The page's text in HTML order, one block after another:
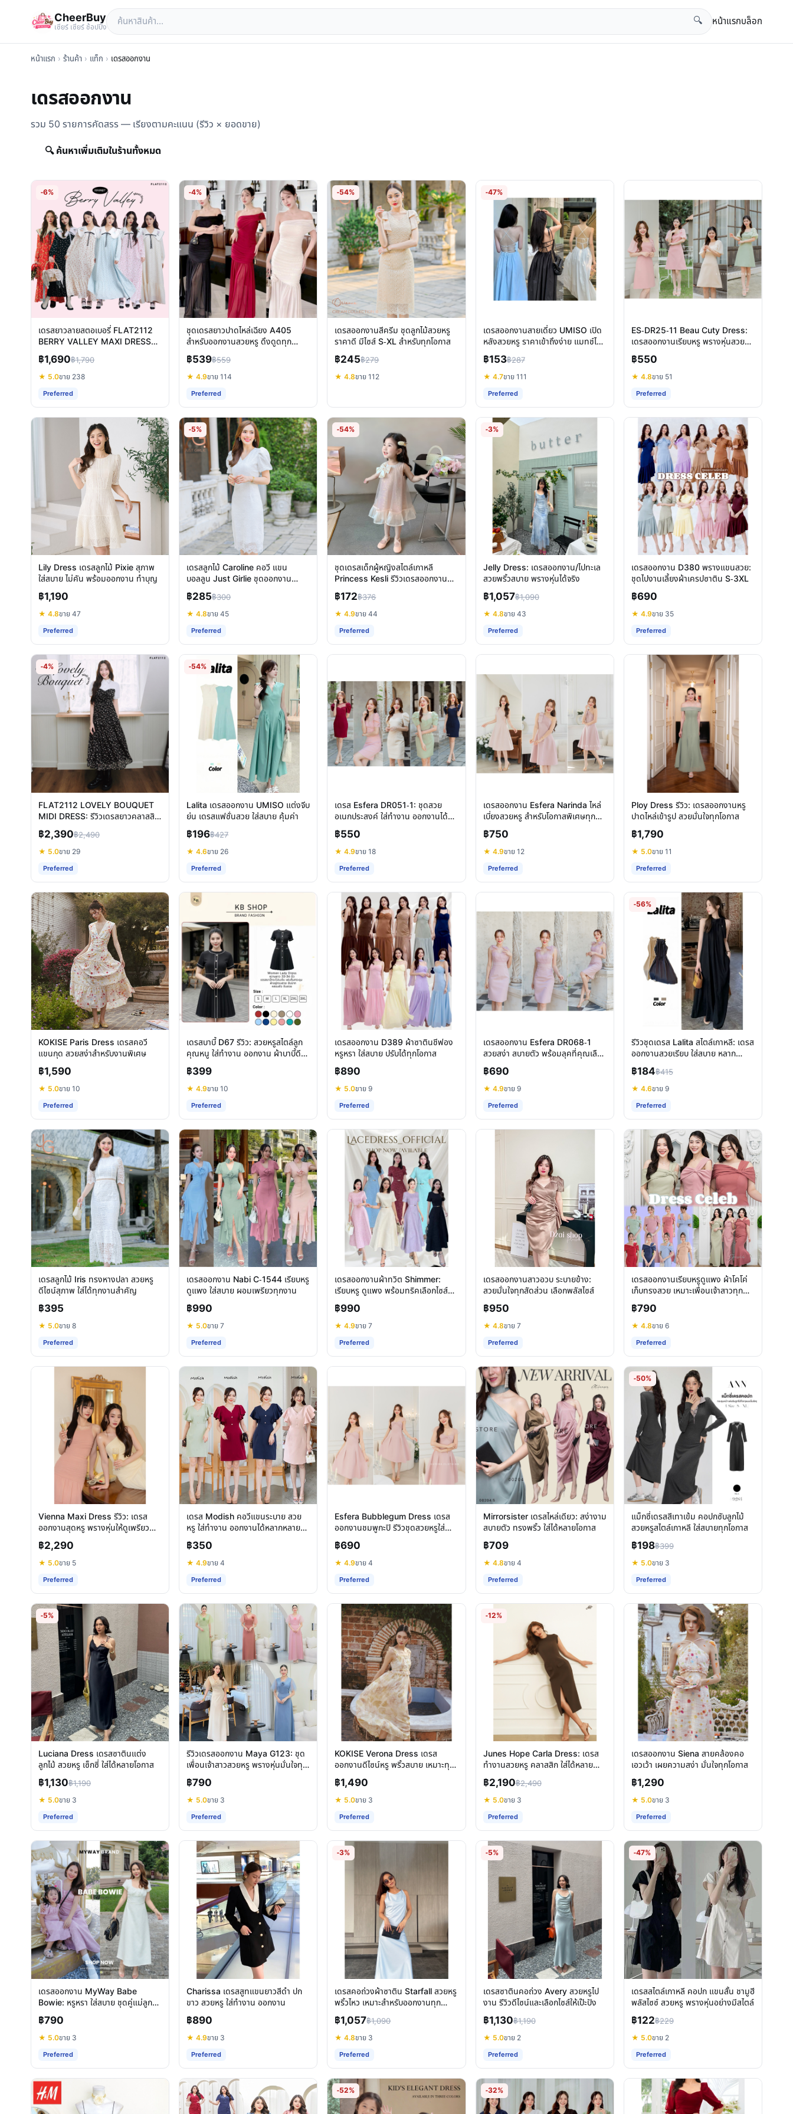
CheerBuy
เซียร์ เซียร์ ช้อปปิ้ง
🔍 หน้าแรกบล็อก
หน้าแรก › ร้านค้า › แท็ก › เดรสออกงาน
เดรสออกงาน
รวม 50 รายการคัดสรร — เรียงตามคะแนน (รีวิว × ยอดขาย)
🔍 ค้นหาเพิ่มเติมในร้านทั้งหมด
-6%
เดรสยาวลายสตอเบอรี่ FLAT2112
BERRY VALLEY MAXI DRESS
ชุดเดรสแขนยาวออกงาน
฿1,690฿1,790
★ 5.0ขาย 238
Preferred
-4%
ชุดเดรสยาวปาดไหล่เฉียง A405
สำหรับออกงานสวยหรู ดึงดูดทุก
สายตา
฿539฿559
★ 4.9ขาย 114
Preferred
-54%
เดรสออกงานสีครีม ชุดลูกไม้สวยหรู
ราคาดี มีไซส์ S-XL สำหรับทุกโอกาส
฿245฿279
★ 4.8ขาย 112
-47%
เดรสออกงานสายเดี่ยว UMISO เปิด
หลังสวยหรู ราคาเข้าถึงง่าย แมทช์ได้
หลายสไตล์
฿153฿287
★ 4.7ขาย 111
Preferred
ES-DR25-11 Beau Cuty Dress:
เดรสออกงานเรียบหรู พรางหุ่นสวยทุก
ไซส์
฿550
★ 4.8ขาย 51
Preferred
Lily Dress เดรสลูกไม้ Pixie สุภาพ
ใส่สบาย ไม่คัน พร้อมออกงาน ทำบุญ
฿1,190
★ 4.8ขาย 47
Preferred
-5%
เดรสลูกไม้ Caroline คอวี แขน
บอลลูน Just Girlie ชุดออกงาน
ทำงาน
฿285฿300
★ 4.8ขาย 45
Preferred
-54%
ชุดเดรสเด็กผู้หญิงสไตล์เกาหลี
Princess Kesli รีวิวเดรสออกงานฟ
รุ้งฟริ้ง
฿172฿376
★ 4.9ขาย 44
Preferred
-3%
Jelly Dress: เดรสออกงาน/ไปทะเล
สวยพริ้วสบาย พรางหุ่นได้จริง
฿1,057฿1,090
★ 4.8ขาย 43
Preferred
เดรสออกงาน D380 พรางแขนสวย:
ชุดไปงานเลี้ยงผ้าเครปซาติน S-3XL
฿690
★ 4.9ขาย 35
Preferred
-4%
FLAT2112 LOVELY BOUQUET
MIDI DRESS: รีวิวเดรสยาวคลาสสิก
ใส่ได้ทุกโอกาส
฿2,390฿2,490
★ 5.0ขาย 29
Preferred
-54%
Lalita เดรสออกงาน UMISO แต่งจีบ
ย่น เดรสแฟชั่นสวย ใส่สบาย คุ้มค่า
฿196฿427
★ 4.6ขาย 26
Preferred
เดรส Esfera DR051-1: ชุดสวย
อเนกประสงค์ ใส่ทำงาน ออกงานได้
จริง
฿550
★ 4.9ขาย 18
Preferred
เดรสออกงาน Esfera Narinda ไหล่
เบี่ยงสวยหรู สำหรับโอกาสพิเศษทุก
งาน
฿750
★ 4.9ขาย 12
Preferred
Ploy Dress รีวิว: เดรสออกงานหรู
ปาดไหล่เข้ารูป สวยมั่นใจทุกโอกาส
฿1,790
★ 5.0ขาย 11
Preferred
KOKISE Paris Dress เดรสคอวี
แขนกุด สวยสง่าสำหรับงานพิเศษ
฿1,590
★ 5.0ขาย 10
Preferred
เดรสบาบี้ D67 รีวิว: สวยหรูสไตล์ลูก
คุณหนู ใส่ทำงาน ออกงาน ผ้าบาบี้ดี
ไหม?
฿399
★ 4.9ขาย 10
Preferred
เดรสออกงาน D389 ผ้าซาตินชีฟอง
หรูหรา ใส่สบาย ปรับได้ทุกโอกาส
฿890
★ 5.0ขาย 9
Preferred
เดรสออกงาน Esfera DR068-1
สวยสง่า สบายตัว พร้อมลุคที่คุณเลือก
ได้
฿690
★ 4.9ขาย 9
Preferred
-56%
รีวิวชุดเดรส Lalita สไตล์เกาหลี: เดรส
ออกงานสวยเรียบ ใส่สบาย หลาก
โอกาส
฿184฿415
★ 4.6ขาย 9
Preferred
เดรสลูกไม้ Iris ทรงหางปลา สวยหรู
ดีไซน์สุภาพ ใส่ได้ทุกงานสำคัญ
฿395
★ 5.0ขาย 8
Preferred
เดรสออกงาน Nabi C-1544 เรียบหรู
ดูแพง ใส่สบาย ผอมเพรียวทุกงาน
฿990
★ 5.0ขาย 7
Preferred
เดรสออกงานผ้าทวิต Shimmer:
เรียบหรู ดูแพง พร้อมทริคเลือกไซส์ที่
ใช่
฿990
★ 4.9ขาย 7
Preferred
เดรสออกงานสาวอวบ ระบายข้าง:
สวยมั่นใจทุกสัดส่วน เลือกพลัสไซส์
฿950
★ 4.8ขาย 7
Preferred
เดรสออกงานเรียบหรูดูแพง ผ้าโคโค่
เก็บทรงสวย เหมาะเพื่อนเจ้าสาวทุก
โอกาส
฿790
★ 4.8ขาย 6
Preferred
Vienna Maxi Dress รีวิว: เดรส
ออกงานสุดหรู พรางหุ่นให้ดูเพรียว
สวยทุกมุมมอง
฿2,290
★ 5.0ขาย 5
Preferred
เดรส Modish คอวีแขนระบาย สวย
หรู ใส่ทำงาน ออกงานได้หลากหลาย
โอกาส
฿350
★ 4.9ขาย 4
Preferred
Esfera Bubblegum Dress เดรส
ออกงานชมพูกะปิ รีวิวชุดสวยหรูใส่
สบาย
฿690
★ 4.9ขาย 4
Preferred
Mirrorsister เดรสไหล่เดียว: สง่างาม
สบายตัว ทรงพริ้ว ใส่ได้หลายโอกาส
฿709
★ 4.8ขาย 4
Preferred
-50%
แม็กซี่เดรสสีเทาเข้ม คอปกซับลูกไม้
สวยหรูสไตล์เกาหลี ใส่สบายทุกโอกาส
฿198฿399
★ 5.0ขาย 3
Preferred
-5%
Luciana Dress เดรสซาตินแต่ง
ลูกไม้ สวยหรู เซ็กซี่ ใส่ได้หลายโอกาส
฿1,130฿1,190
★ 5.0ขาย 3
Preferred
รีวิวเดรสออกงาน Maya G123: ชุด
เพื่อนเจ้าสาวสวยหรู พรางหุ่นมั่นใจทุก
โอกาส
฿790
★ 5.0ขาย 3
Preferred
KOKISE Verona Dress เดรส
ออกงานดีไซน์หรู พริ้วสบาย เหมาะทุก
โอกาส
฿1,490
★ 5.0ขาย 3
Preferred
-12%
Junes Hope Carla Dress: เดรส
ทำงานสวยหรู คลาสสิก ใส่ได้หลาย
โอกาส ไม่ตกเทรนด์
฿2,190฿2,490
★ 5.0ขาย 3
Preferred
เดรสออกงาน Siena สายคล้องคอ
เอวเว้า เผยความสง่า มั่นใจทุกโอกาส
฿1,290
★ 5.0ขาย 3
Preferred
เดรสออกงาน MyWay Babe
Bowie: หรูหรา ใส่สบาย ชุดคู่แม่ลูก
สวยทุกโอกาส
฿790
★ 5.0ขาย 3
Preferred
Charissa เดรสสูทแขนยาวสีดำ ปก
ขาว สวยหรู ใส่ทำงาน ออกงาน
฿890
★ 4.9ขาย 3
Preferred
-3%
เดรสคอถ่วงผ้าซาติน Starfall สวยหรู
พริ้วไหว เหมาะสำหรับออกงานทุก
โอกาส
฿1,057฿1,090
★ 4.8ขาย 3
Preferred
-5%
เดรสซาตินคอถ่วง Avery สวยหรูไป
งาน รีวิวดีไซน์และเลือกไซส์ให้เป๊ะปัง
฿1,130฿1,190
★ 5.0ขาย 2
Preferred
-47%
เดรสสไตล์เกาหลี คอปก แขนสั้น ชามูฮี
พลัสไซซ์ สวยหรู พรางหุ่นอย่างมีสไตล์
฿122฿229
★ 5.0ขาย 2
Preferred
-52% -32%